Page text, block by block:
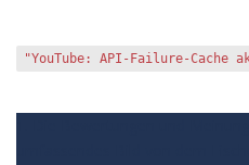
"YouTube: API-Failure-Cache